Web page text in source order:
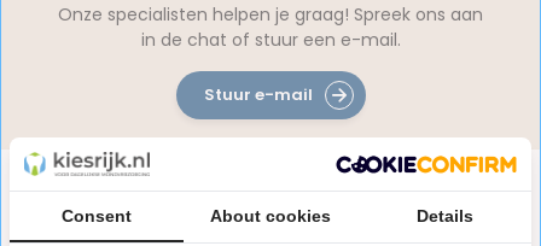
Productomschrijving
Onze specialisten helpen je graag! Spreek ons aan
in de chat of stuur een e-mail.
Stuur e-mail
Consent About cookies Details